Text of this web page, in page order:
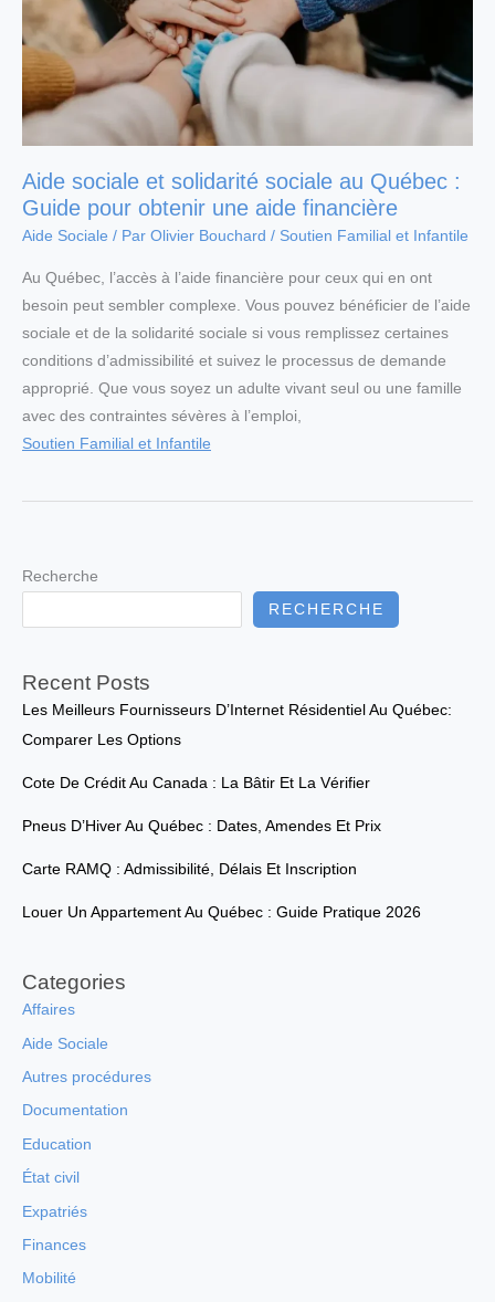
Aide sociale et solidarité sociale au Québec :
Guide pour obtenir une aide financière
Aide Sociale / Par Olivier Bouchard / Soutien Familial et Infantile
Au Québec, l’accès à l’aide financière pour ceux qui en ont
besoin peut sembler complexe. Vous pouvez bénéficier de l’aide
sociale et de la solidarité sociale si vous remplissez certaines
conditions d’admissibilité et suivez le processus de demande
approprié. Que vous soyez un adulte vivant seul ou une famille
avec des contraintes sévères à l’emploi,
Soutien Familial et Infantile
Recherche
RECHERCHE
Recent Posts
Les Meilleurs Fournisseurs D’Internet Résidentiel Au Québec:
Comparer Les Options
Cote De Crédit Au Canada : La Bâtir Et La Vérifier
Pneus D’Hiver Au Québec : Dates, Amendes Et Prix
Carte RAMQ : Admissibilité, Délais Et Inscription
Louer Un Appartement Au Québec : Guide Pratique 2026
Categories
Affaires
Aide Sociale
Autres procédures
Documentation
Education
État civil
Expatriés
Finances
Mobilité